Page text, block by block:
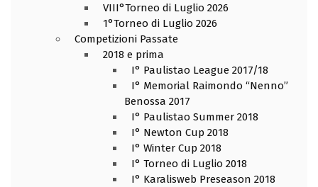
VIII°Torneo di Luglio 2026
1°Torneo di Luglio 2026
Competizioni Passate
2018 e prima
I° Paulistao League 2017/18
I° Memorial Raimondo “Nenno”
Benossa 2017
I° Paulistao Summer 2018
I° Newton Cup 2018
I° Winter Cup 2018
I° Torneo di Luglio 2018
I° Karalisweb Preseason 2018